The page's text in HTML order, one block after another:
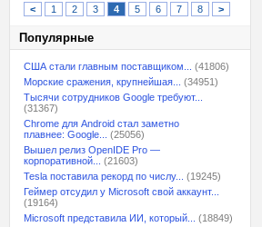
< 1 2 3 4 5 6 7 8 >
Популярные
США стали главным поставщиком...
(41806)
Морские сражения, крупнейшая...
(34951)
Тысячи сотрудников Google требуют...
(31367)
Chrome для Android стал заметно
плавнее: Google...
(25056)
Вышел релиз OpenIDE Pro —
корпоративной...
(21603)
Tesla поставила рекорд по числу...
(19245)
Геймер отсудил у Microsoft свой аккаунт...
(19164)
Microsoft представила ИИ, который...
(18849)